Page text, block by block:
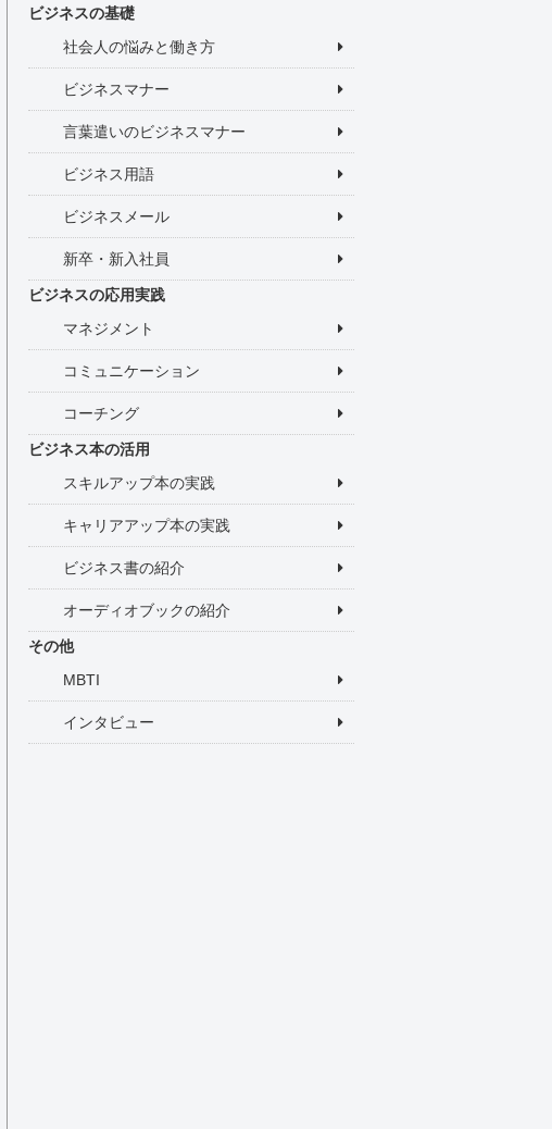
ビジネスの基礎
社会人の悩みと働き方
ビジネスマナー
言葉遣いのビジネスマナー
ビジネス用語
ビジネスメール
新卒・新入社員
ビジネスの応用実践
マネジメント
コミュニケーション
コーチング
ビジネス本の活用
スキルアップ本の実践
キャリアアップ本の実践
ビジネス書の紹介
オーディオブックの紹介
その他
MBTI
インタビュー